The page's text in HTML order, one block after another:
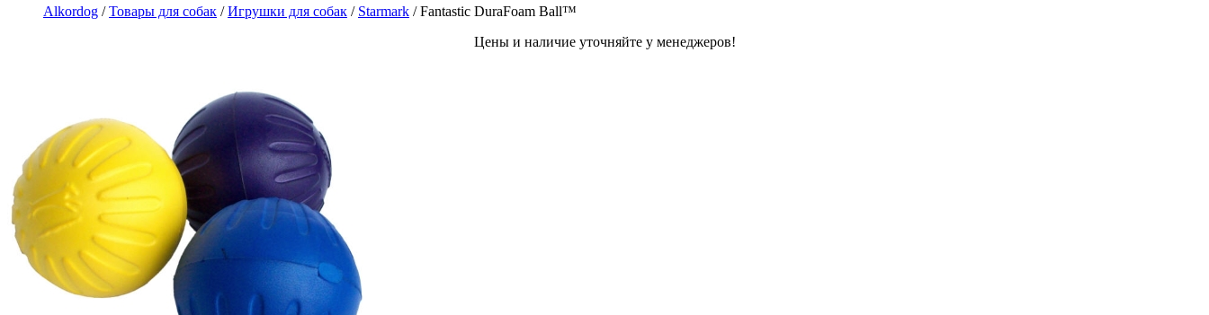
Alkordog /Товары для собак /Игрушки для собак / Starmark / Fantastic DuraFoam Ball™
Цены и наличие уточняйте у менеджеров!